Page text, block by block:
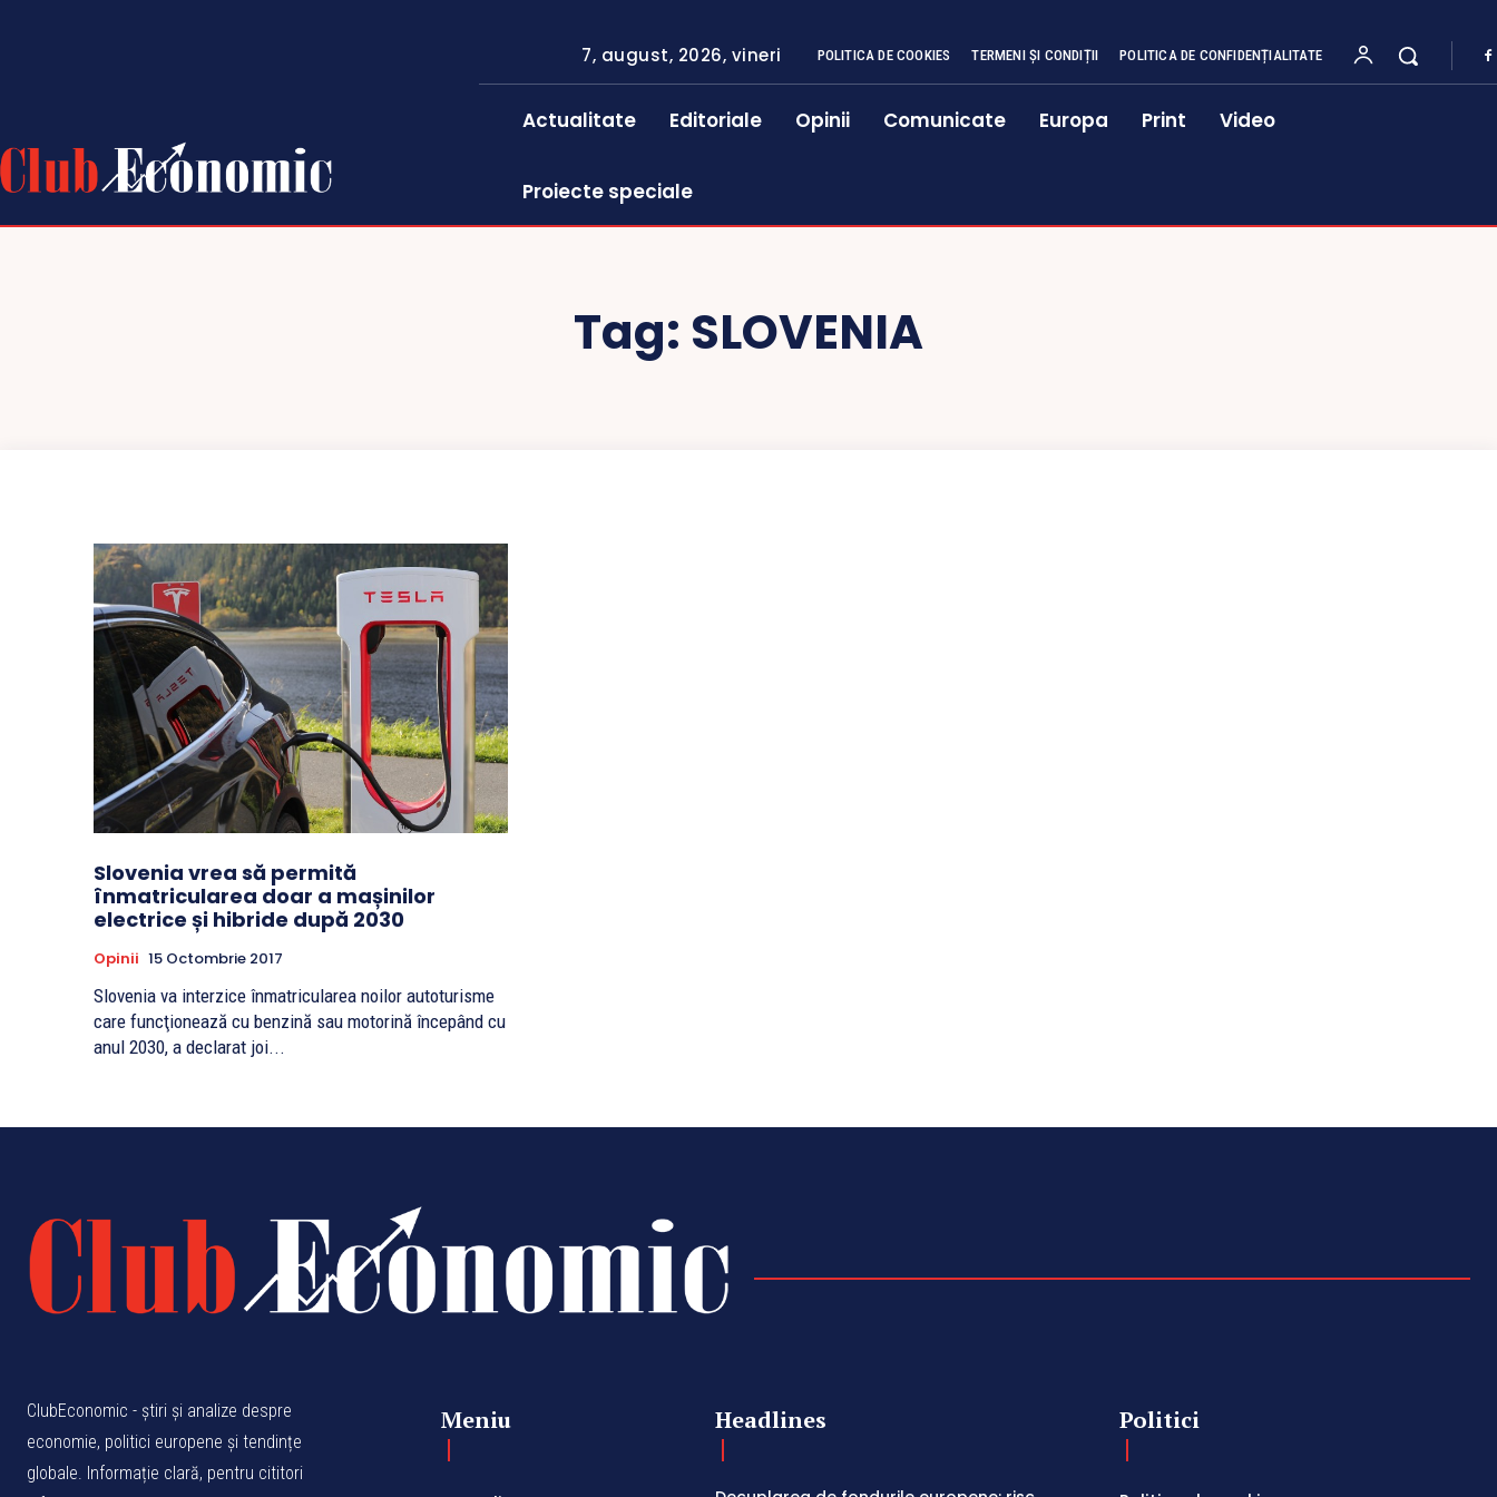
7, august, 2026, vineri POLITICA DE COOKIES TERMENI ȘI CONDIȚII POLITICA DE CONFIDENȚIALITATE
Actualitate Editoriale Opinii Comunicate Europa Print Video
Proiecte speciale
Tag: SLOVENIA
Slovenia vrea să permită
înmatricularea doar a mașinilor
electrice și hibride după 2030
Opinii 15 Octombrie 2017
Slovenia va interzice înmatricularea noilor autoturisme
care funcţionează cu benzină sau motorină începând cu
anul 2030, a declarat joi...
ClubEconomic - știri și analize despre
economie, politici europene și tendințe
globale. Informație clară, pentru cititori
Meniu Headlines Politici